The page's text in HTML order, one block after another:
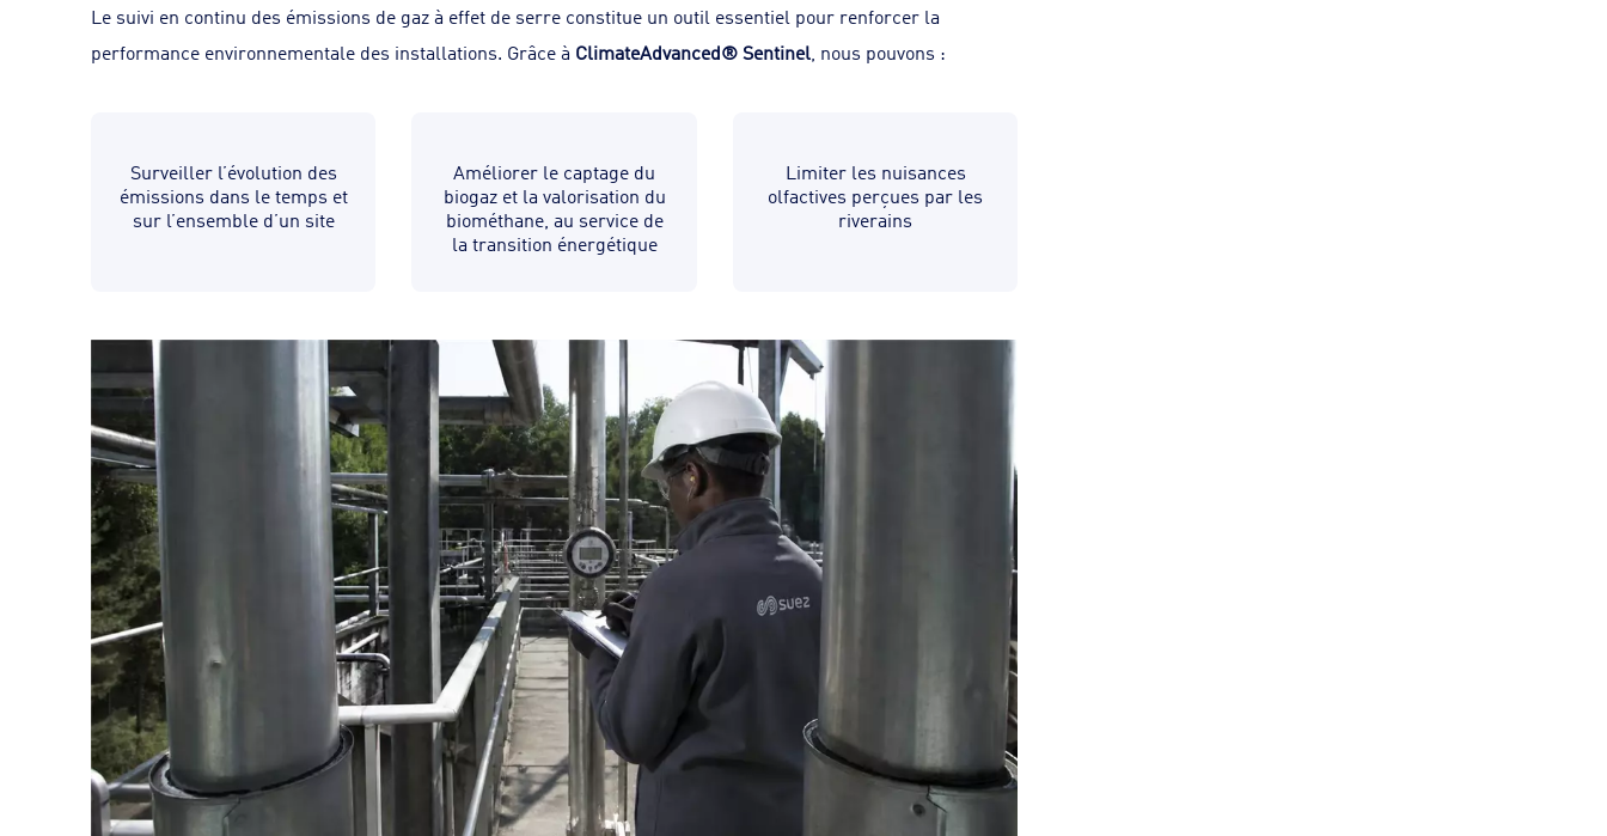
Le suivi en continu des émissions de gaz à effet de serre constitue un outil essentiel pour renforcer la
performance environnementale des installations. Grâce à ClimateAdvanced® Sentinel, nous pouvons :
Surveiller l’évolution des
émissions dans le temps et
sur l’ensemble d’un site
Améliorer le captage du
biogaz et la valorisation du
biométhane, au service de
la transition énergétique
Limiter les nuisances
olfactives perçues par les
riverains